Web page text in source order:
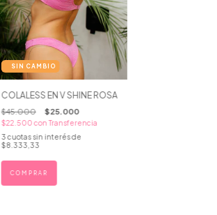
COLALESS EN V SHINE ROSA
$45.000 $25.000
$22.500con Transferencia
3 cuotas sin interés de
$8.333,33
COMPRAR